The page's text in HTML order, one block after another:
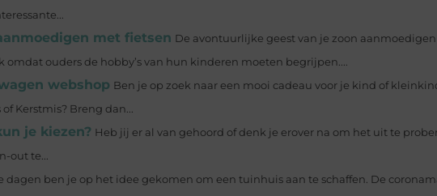
met fietsen De avontuurlijke geest van je zoon
ouders de hobby’s van hun kinderen moeten begrijpen....
webshop Ben je op zoek naar een mooi cadeau voor je kind of
Kerstmis? Breng dan...
je kiezen? Heb jij er al van gehoord of denk je erover na om het uit te
out te...
dagen ben je op het idee gekomen om een tuinhuis aan te schaffen. De